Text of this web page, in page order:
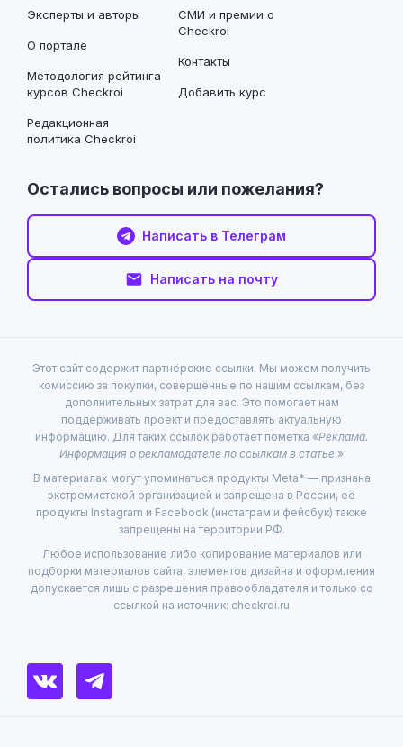
Эксперты и авторы
О портале
Методология рейтинга
курсов Checkroi
Редакционная
политика Checkroi
СМИ и премии о
Checkroi
Контакты
Добавить курс
Остались вопросы или пожелания?
Написать в Телеграм
Написать на почту
Этот сайт содержит партнёрские ссылки. Мы можем получить
комиссию за покупки, совершённые по нашим ссылкам, без
дополнительных затрат для вас. Это помогает нам
поддерживать проект и предоставлять актуальную
информацию. Для таких ссылок работает пометка «Реклама.
Информация о рекламодателе по ссылкам в статье.»
В материалах могут упоминаться продукты Meta* — признана
экстремистской организацией и запрещена в России, её
продукты Instagram и Facebook (инстаграм и фейсбук) также
запрещены на территории РФ.
Любое использование либо копирование материалов или
подборки материалов сайта, элементов дизайна и оформления
допускается лишь с разрешения правообладателя и только со
ссылкой на источник: checkroi.ru